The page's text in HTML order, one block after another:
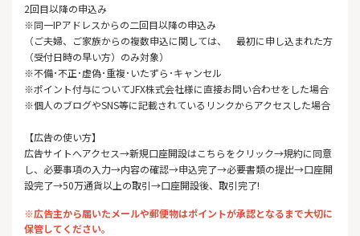
2回目以降の申込み
※同一IPアドレスからの二回目以降の申込み
（ご夫婦、ご家族からの複数申込に関しては、 最初に申し込まれた方
（受付日時の早い方）のみ対象）
※不備･不正･虚偽･重複･いたずら･キャンセル
※ポイント付与についてJFX株式会社様に直接お問い合わせをした場合
※個人のブログやSNS等に記載されているリンクからアクセスした場合
【広告の使い方】
広告サイトへアクセス→新規口座開設はこちらをクリック→規約に同意
し、必要事項の入力→内容の確認→申込完了→必要書類の提出→口座開
設完了→50万通貨以上の取引→口座開設後、取引完了!
※広告主から届いたメールや郵便物はポイントが承認となるまで大切に
保管してください。